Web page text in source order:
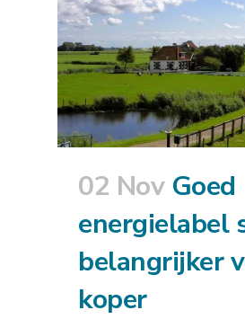
02 Nov Goed
energielabel
belangrijker
koper